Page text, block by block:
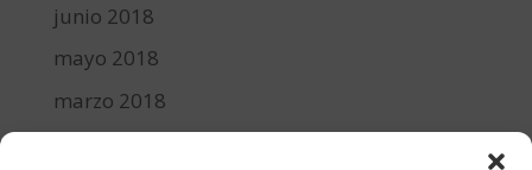
junio 2018
mayo 2018
marzo 2018